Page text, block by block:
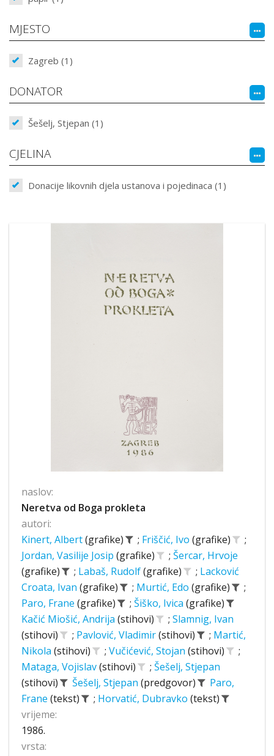
MJESTO
Zagreb (1)
DONATOR
Šešelj, Stjepan (1)
CJELINA
Donacije likovnih djela ustanova i pojedinaca (1)
naslov:
Neretva od Boga prokleta
autori:
Kinert, Albert(grafike) ; Friščić, Ivo (grafike)
;
Jordan, Vasilije Josip (grafike) ; Šercar, Hrvoje
(grafike)
; Labaš, Rudolf(grafike) ; Lacković
Croata, Ivan (grafike) ; Murtić, Edo (grafike)
;
Paro, Frane (grafike) ; Šiško, Ivica (grafike)
Kačić Miošić, Andrija (stihovi) ; Slamnig, Ivan
(stihovi)
; Pavlović, Vladimir(stihovi) ; Martić,
Nikola (stihovi) ; Vučićević, Stojan (stihovi)
;
Mataga, Vojislav(stihovi) ; Šešelj, Stjepan
(stihovi)
Šešelj, Stjepan (predgovor)
Paro,
Frane (tekst) ; Horvatić, Dubravko (tekst)
vrijeme:
1986.
vrsta: